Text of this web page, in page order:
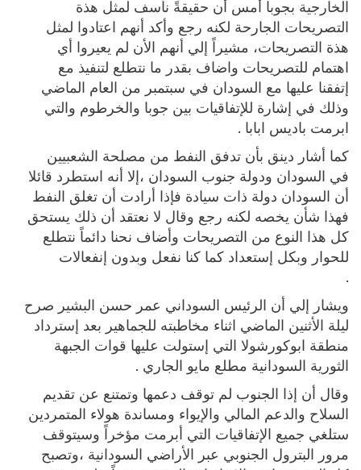
الخارجية بجوبا أمس أن حقيقةً نأسف لمثل هذة
التصريحات الجارحة لكنه رجع وأكد أنهم اعتادوا لمثل
هذة التصريحات، مشيراً إلي أنهم الأن لم يعيروا أي
اهتمام للتصريحات واضاف بقدر ما نتطلع لتنفيذ مع
إتفقنا عليها مع السودان في سبتمبر من العام الماضي
وذلك في إشارة للإتفاقيات بين جوبا والخرطوم والتي
ابرمت باديس ابابا .
كما أشار دينق بأن تدفق النفط من مصلحة الشعبيين
في السودان ودولة جنوب السودان ،إلا أنه استطرد قائلا
أن السودان دولة ذات سيادة فإذا أرادت أن تغلق النفط
فهذا شأن يخصه لكنه رجع وقال لا نعتقد أن ذلك يستحق
كل هذا النوع من التصريحات وأضاف نحنا دائماً نتطلع
للحوار وبكل إستعداد كما كنا نفعل وبدون إنفعالات
.
ويشار إلي أن الرئيس السوداني عمر حسن البشير صرح
ليلة الأثنين الماضي اثناء مخاطبته للجماهير بعد إسترداد
منطقة ابوكورشولا التي إستولت عليها قوات الجبهة
الثورية السودانية مطلع مايو الجاري .
وقال أن إذا الجنوب لم توقف دعمها وتمتنع عن تقديم
السلاح والدعم المالي والإيواء ومساندة هولاء المتمردين
ستلغي جميع الإتفاقيات التي أبرمت مؤخراً وسيتوقف
مرور البترول الجنوبي عبر الأراضي السودانية ،وتصبح